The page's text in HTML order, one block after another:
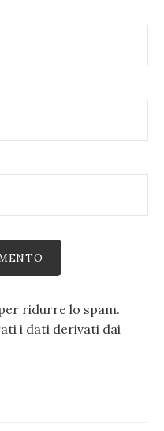
ridurre lo spam.
i dati derivati dai